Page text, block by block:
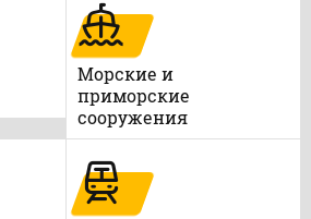
Морские и
приморские
сооружения